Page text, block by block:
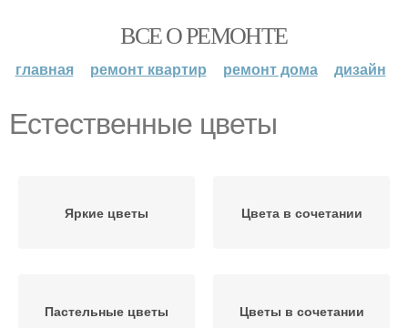
ВСЕ О РЕМОНТЕ
главная ремонт квартир ремонт дома дизайн
Естественные цветы
Яркие цветы Цвета в сочетании
Пастельные цветы Цветы в сочетании